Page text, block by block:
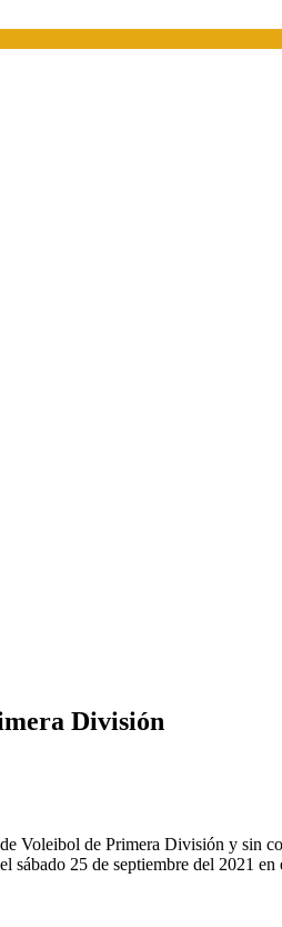
División
Voleibol de Primera División y sin
sábado 25 de septiembre del 2021